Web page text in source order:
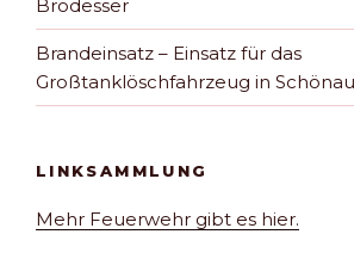
Brodesser
Brandeinsatz – Einsatz für das
Großtanklöschfahrzeug in
LINKSAMMLUNG
Mehr Feuerwehr gibt es hier.